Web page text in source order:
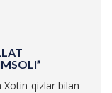
qizlar bilan